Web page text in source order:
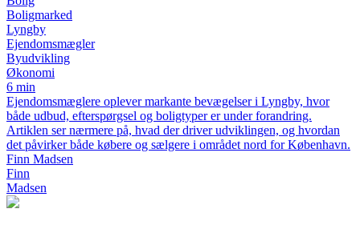
Boligmarked
Lyngby
Ejendomsmægler
Byudvikling
Økonomi
6 min
Ejendomsmæglere oplever markante bevægelser i Lyngby, hvor
både udbud, efterspørgsel og boligtyper er under forandring.
Artiklen ser nærmere på, hvad der driver udviklingen, og hvordan
det påvirker både købere og sælgere i området nord for København.
Finn Madsen
Finn
Madsen